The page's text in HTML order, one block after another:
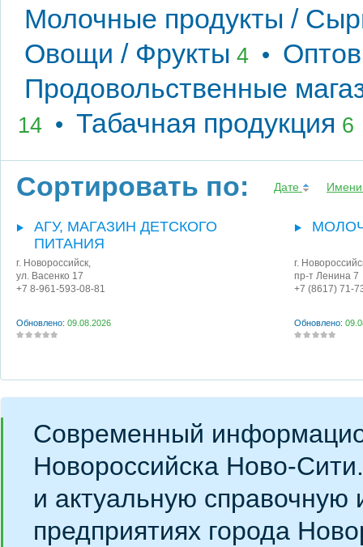
Молочные продукты /
Овощи / Фрукты 4 •
Продовольственные
14 • Табачная продукция 6
Сортировать по: Дате
АГУ, МАГАЗИН ДЕТСКОГО
ПИТАНИЯ
г. Новороссийск,
ул. Васенко 17
+7 8-961-593-08-81
Обновлено: 09.08.2026
г.
пр-т Ленина 7
+7 (8617) 71-
Обновлено:
Современный
Новороссийска Ново-
и актуальную
предприятиях города